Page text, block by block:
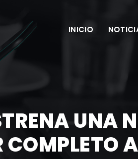
INICIO
UNA